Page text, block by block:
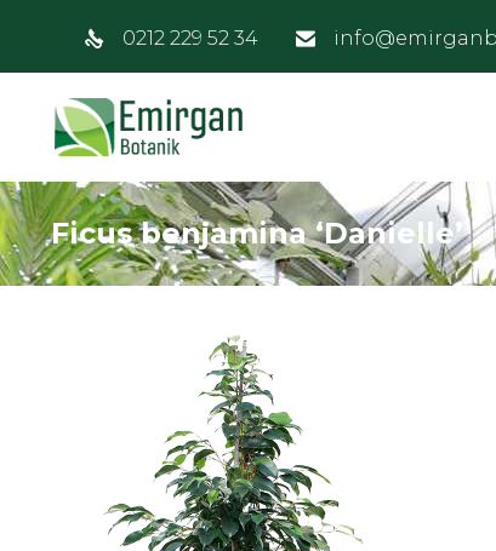
0212 229 52 34
Ficus benjamina ‘Danielle’